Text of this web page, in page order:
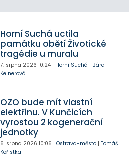
Horní Suchá uctila
památku obětí Životické
tragédie u muralu
7. srpna 2026 10:24| Horní Suchá | Bára
Kelnerová
OZO bude mít vlastní
elektřinu. V Kunčicích
vyrostou 2 kogenerační
jednotky
6. srpna 2026 10:06 | Ostrava-město| Tomáš
Kořistka